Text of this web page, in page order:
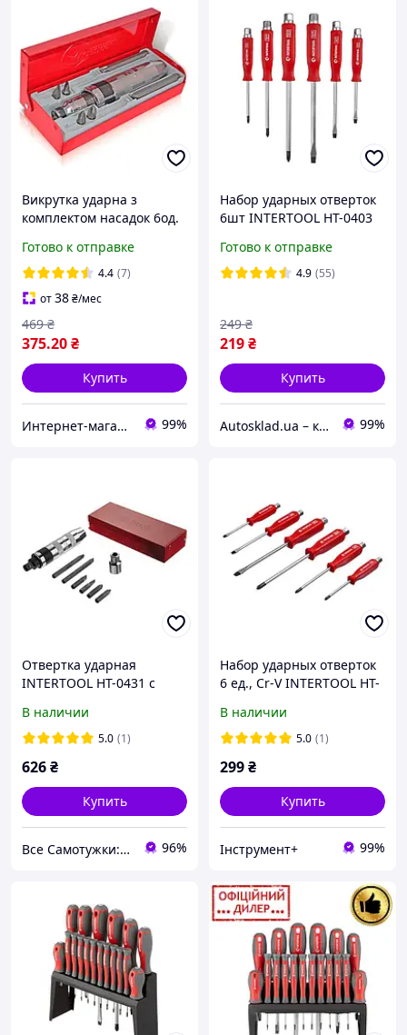
Викрутка ударна з
комплектом насадок 6од.
Готово к отправке
4.4 (7)
от38₴/мес
375.20₴
469 ₴
Купить
Интернет-магазин "Willoas" 99%
Набор ударных отверток
6шт INTERTOOL HT-0403
Готово к отправке
4.9 (55)
219₴
249 ₴
Купить
Autosklad.ua – краски, автоэмали, герметики, лаки, наборы инструментов, компрессоры 99%
Отвертка ударная
INTERTOOL HT-0431 с
В наличии
5.0 (1)
626₴
Купить
Все Самотужки: магазин елементів кріплення, товарів для саду та дому 96%
Набор ударных отверток
6 ед., Cr-V INTERTOOL HT-
В наличии
5.0 (1)
299₴
Купить
Інструмент+ 99%